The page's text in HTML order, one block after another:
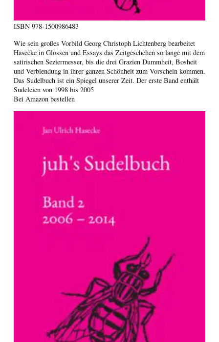
ISBN 978-1500986483
Wie sein großes Vorbild Georg Christoph Lichtenberg bearbeitet
Hasecke in Glossen und Essays das Zeitgeschehen so lange mit dem
satirischen Seziermesser, bis die drei Grazien Dummheit, Bosheit
und Verblendung in ihrer ganzen Schönheit zum Vorschein kommen.
Das Sudelbuch ist ein Spiegel unserer Zeit. Der erste Band enthält
Sudeleien von 1998 bis 2005
Bei Amazon bestellen